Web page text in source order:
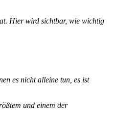
Hier wird sichtbar, wie wichtig
es nicht alleine tun, es ist
und einem der